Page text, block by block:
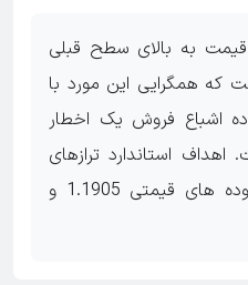
قیمت به بالای سطح قبلی
1.1849 بازگشت که همگرایی این مورد با
اشباع فروش یک اخطار
استاندارد ترازهای
38.2 و 50 درصد در محدوده های قیمتی 1.1905 و